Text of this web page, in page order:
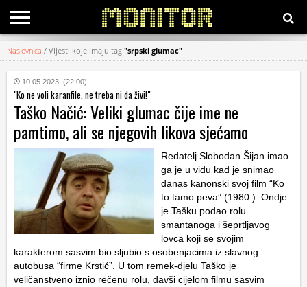
KATEGORIJE
HRVATSKI
WEB
Naslovnica / Vijesti koje imaju tag "srpski glumac"
10.05.2023. (22:00)
"Ko ne voli karanfile, ne treba ni da živi!"
Taško Načić: Veliki glumac čije ime ne
pamtimo, ali se njegovih likova sjećamo
Redatelj Slobodan Šijan imao
ga je u vidu kad je snimao
danas kanonski svoj film “Ko
to tamo peva” (1980.). Ondje
je Tašku podao rolu
smantanoga i šeprtljavog
lovca koji se svojim
karakterom sasvim bio sljubio s osobenjacima iz slavnog
autobusa “firme Krstić”. U tom remek-djelu Taško je
veličanstveno iznio rečenu rolu, davši cijelom filmu sasvim